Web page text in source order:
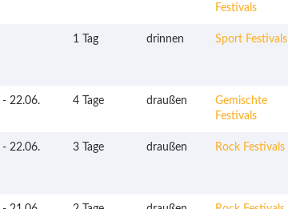
Festivals
1 Tag drinnen Sport Festivals
- 22.06. 4 Tage draußen
Gemischte
Festivals
- 22.06. 3 Tage draußen Rock Festivals